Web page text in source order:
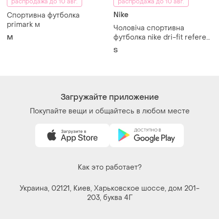
Спортивна футболка
primark м
M
Nike
Чоловіча спортивна
футболка nike dri-fit referee
jersey
S
Загружайте приложение
Покупайте вещи и общайтесь в любом месте
Как это работает?
Украина, 02121, Киев, Харьковское шоссе, дом 201-
203, буква 4Г